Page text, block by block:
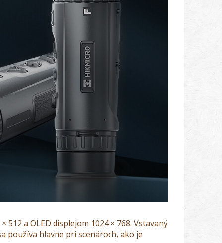
512 a OLED displejom 1024 × 768.Vstavaný
používa hlavne pri scenároch, ako je